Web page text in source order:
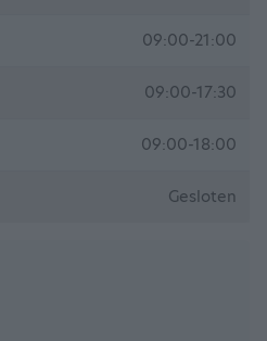
09:00-21:00
09:00-17:30
09:00-18:00
Gesloten